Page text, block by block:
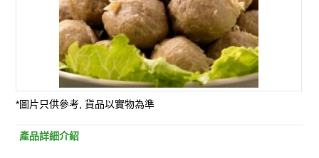
*圖片只供參考, 貨品以實物為準
產品詳細介紹